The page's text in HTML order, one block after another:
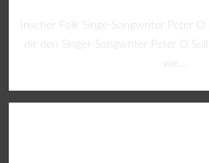
Irischer Folk Singe-Songwriter Peter
dir den Singer-Songwriter Peter O
vor....